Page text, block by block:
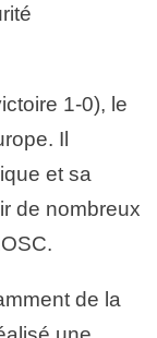
1-0), le
Il
et sa
de nombreux
de la